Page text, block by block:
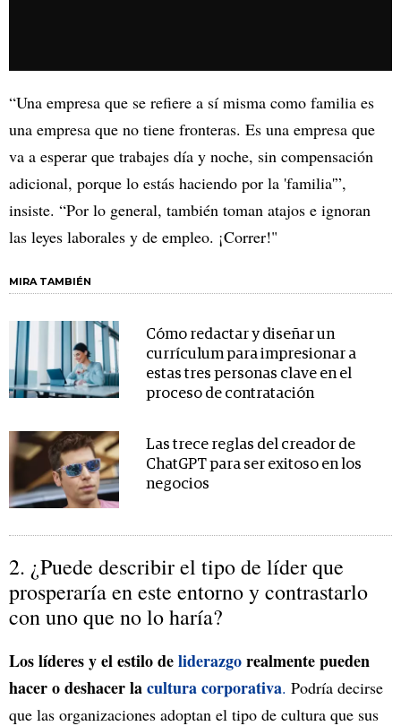
“Una empresa que se refiere a sí misma como familia es
una empresa que no tiene fronteras. Es una empresa que
va a esperar que trabajes día y noche, sin compensación
adicional, porque lo estás haciendo por la 'familia'”,
insiste. “Por lo general, también toman atajos e ignoran
las leyes laborales y de empleo. ¡Correr!"
MIRA TAMBIÉN
Cómo redactar y diseñar un
currículum para impresionar a
estas tres personas clave en el
proceso de contratación
Las trece reglas del creador de
ChatGPT para ser exitoso en los
negocios
2. ¿Puede describir el tipo de líder que
prosperaría en este entorno y contrastarlo
con uno que no lo haría?
Los líderes y el estilo deliderazgorealmente pueden
hacer o deshacer lacultura corporativa. Podría decirse
que las organizaciones adoptan el tipo de cultura que sus